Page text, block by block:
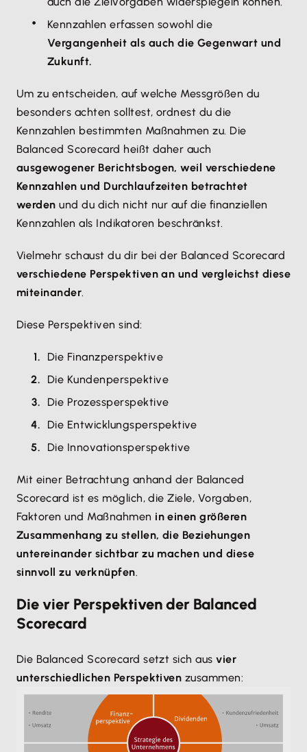
Kennzahlen erfassen sowohl die
Vergangenheit als auch die Gegenwart und
Zukunft.
Um zu entscheiden, auf welche Messgrößen du
besonders achten solltest, ordnest du die
Kennzahlen bestimmten Maßnahmen zu. Die
Balanced Scorecard heißt daher auch
ausgewogener Berichtsbogen, weil verschiedene
Kennzahlen und Durchlaufzeiten betrachtet
werden und du dich nicht nur auf die finanziellen
Kennzahlen als Indikatoren beschränkst.
Vielmehr schaust du dir bei der Balanced Scorecard
verschiedene Perspektiven an und vergleichst diese
miteinander.
Diese Perspektiven sind:
Die Finanzperspektive
Die Kundenperspektive
Die Prozessperspektive
Die Entwicklungsperspektive
Die Innovationsperspektive
Mit einer Betrachtung anhand der Balanced
Scorecard ist es möglich, die Ziele, Vorgaben,
Faktoren und Maßnahmen in einen größeren
Zusammenhang zu stellen, die Beziehungen
untereinander sichtbar zu machen und diese
sinnvoll zu verknüpfen.
Die vier Perspektiven der Balanced
Scorecard
Die Balanced Scorecard setzt sich ausvier
unterschiedlichen Perspektiven zusammen: